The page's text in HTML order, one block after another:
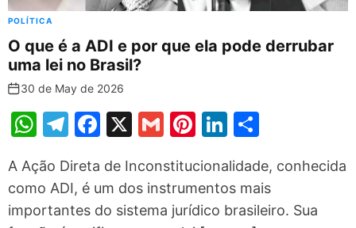
POLÍTICA
O que é a ADI e por que ela pode derrubar
uma lei no Brasil?
30 de May de 2026
W
at
s
T
e
gr
F
c
e
X
G
ai
l
Pi
er
e
Li
k
e
ar
e
A Ação Direta de Inconstitucionalidade, conhecida
como ADI, é um dos instrumentos mais
importantes do sistema jurídico brasileiro. Sua